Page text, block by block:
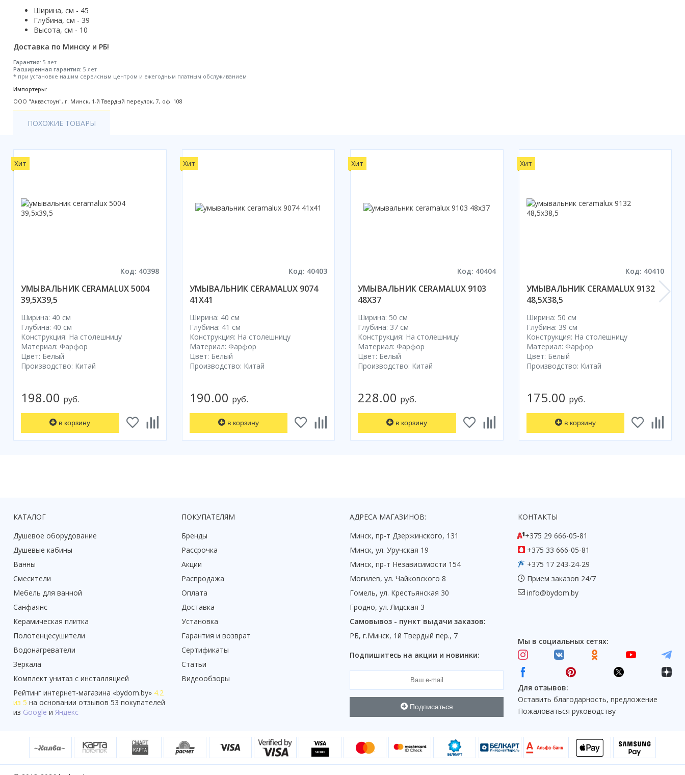
Сифоны и донные клапаны
Люки
Готовые кухни
Акции
Ширина, см - 45
Глубина, см - 39
Высота, см - 10
Доставка по Минску и РБ!
Гарантия: 5 лет
Расширенная гарантия: 5 лет
* при установке нашим сервисным центром и ежегодным платным обслуживанием
Импортеры:
ООО "Аквастоун", г. Минск, 1-й Твердый переулок, 7, оф. 108
ПОХОЖИЕ ТОВАРЫ
Хит
Код: 40398
УМЫВАЛЬНИК CERAMALUX 5004
39,5X39,5
Ширина: 40 см
Глубина: 40 см
Конструкция: На столешницу
Материал: Фарфор
Цвет: Белый
Производство: Китай
198.00 руб.
в корзину
Хит
Код: 40403
УМЫВАЛЬНИК CERAMALUX 9074
41X41
Ширина: 40 см
Глубина: 41 см
Конструкция: На столешницу
Материал: Фарфор
Цвет: Белый
Производство: Китай
190.00 руб.
в корзину
Хит
Код: 40404
УМЫВАЛЬНИК CERAMALUX 9103
48X37
Ширина: 50 см
Глубина: 37 см
Конструкция: На столешницу
Материал: Фарфор
Цвет: Белый
Производство: Китай
228.00 руб.
в корзину
Хит
Код: 40410
УМЫВАЛЬНИК CERAMALUX 9132
48,5X38,5
Ширина: 50 см
Глубина: 39 см
Конструкция: На столешницу
Материал: Фарфор
Цвет: Белый
Производство: Китай
175.00 руб.
в корзину
КАТАЛОГ
Душевое оборудование
Душевые кабины
Ванны
Смесители
Мебель для ванной
Санфаянс
Керамическая плитка
Полотенцесушители
Водонагреватели
Зеркала
Комплект унитаз с инсталляцией
Рейтинг интернет-магазина «bydom.by» 4.2
из 5 на основании отзывов 53 покупателей
из Google и Яндекс
ПОКУПАТЕЛЯМ
Бренды
Рассрочка
Акции
Распродажа
Оплата
Доставка
Установка
Гарантия и возврат
Сертификаты
Статьи
Видеообзоры
АДРЕСА МАГАЗИНОВ:
Минск, пр-т Дзержинского, 131
Минск, ул. Уручская 19
Минск, пр-т Независимости 154
Могилев, ул. Чайковского 8
Гомель, ул. Крестьянская 30
Гродно, ул. Лидская 3
Самовывоз - пункт выдачи заказов:
РБ, г.Минск, 1й Твердый пер., 7
Подпишитесь на акции и новинки:
Подписаться
КОНТАКТЫ
+375 29 666-05-81
+375 33 666-05-81
+375 17 243-24-29
Прием заказов 24/7
info@bydom.by
Мы в социальных сетях:
Для отзывов:
Оставить благодарность, предложение
Пожаловаться руководству